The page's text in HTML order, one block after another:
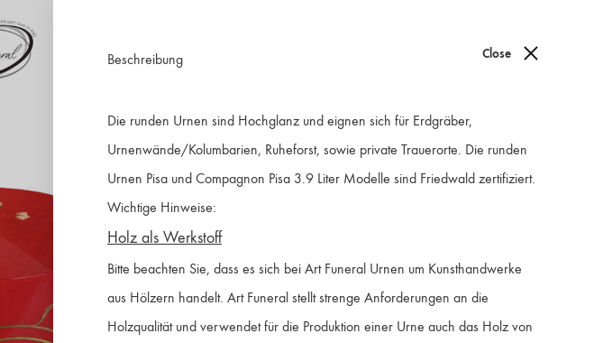
0
Close
Beschreibung
Die runden Urnen sind Hochglanz und eignen sich für Erdgräber,
Urnenwände/Kolumbarien, Ruheforst, sowie private Trauerorte. Die runden
Urnen Pisa und Compagnon Pisa 3.9 Liter Modelle sind Friedwald zertifiziert.
Wichtige Hinweise:
Holz als Werkstoff
Bitte beachten Sie, dass es sich bei Art Funeral Urnen um Kunsthandwerke
aus Hölzern handelt. Art Funeral stellt strenge Anforderungen an die
Holzqualität und verwendet für die Produktion einer Urne auch das Holz von